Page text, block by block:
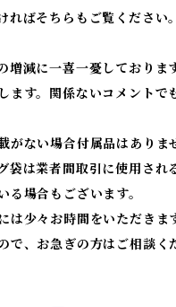
ればそちらもご覧ください。
増減に一喜一憂しておりま
ます。関係ないコメントで
がない場合付属品はありま
袋は業者間取引に使用され
る場合もございます。
は少々お時間をいただきま
で、お急ぎの方はご相談く